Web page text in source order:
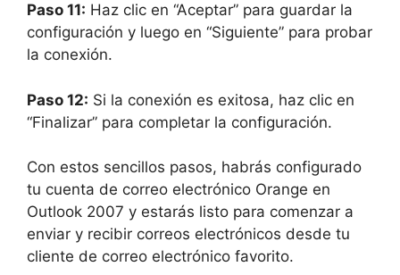
Paso 11: Haz clic en “Aceptar” para guardar la
configuración y luego en “Siguiente” para probar
la conexión.
Paso 12: Si la conexión es exitosa, haz clic en
“Finalizar” para completar la configuración.
Con estos sencillos pasos, habrás configurado
tu cuenta de correo electrónico Orange en
Outlook 2007 y estarás listo para comenzar a
enviar y recibir correos electrónicos desde tu
cliente de correo electrónico favorito.